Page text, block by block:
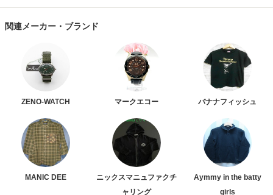
関連メーカー・ブランド
ZENO-WATCH マークエコー バナナフィッシュ
MANIC DEE
ニックスマニュファクチ
ャリング
Aymmy in the batty
girls